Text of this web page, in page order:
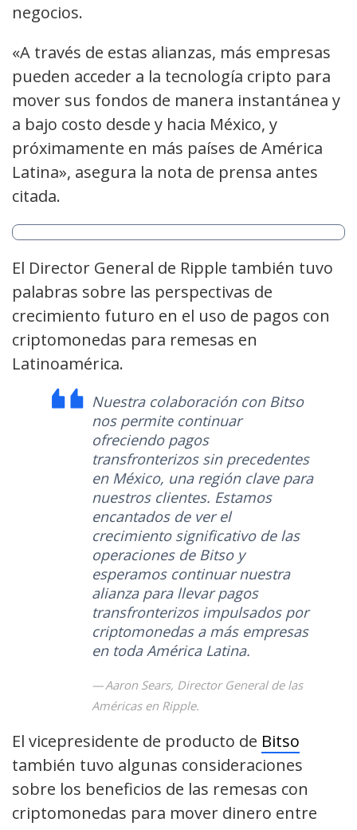
negocios.
«A través de estas alianzas, más empresas
pueden acceder a la tecnología cripto para
mover sus fondos de manera instantánea y
a bajo costo desde y hacia México, y
próximamente en más países de América
Latina», asegura la nota de prensa antes
citada.
El Director General de Ripple también tuvo
palabras sobre las perspectivas de
crecimiento futuro en el uso de pagos con
criptomonedas para remesas en
Latinoamérica.
Nuestra colaboración con Bitso
nos permite continuar
ofreciendo pagos
transfronterizos sin precedentes
en México, una región clave para
nuestros clientes. Estamos
encantados de ver el
crecimiento significativo de las
operaciones de Bitso y
esperamos continuar nuestra
alianza para llevar pagos
transfronterizos impulsados por
criptomonedas a más empresas
en toda América Latina.
Aaron Sears, Director General de las
Américas en Ripple.
El vicepresidente de producto de Bitso
también tuvo algunas consideraciones
sobre los beneficios de las remesas con
criptomonedas para mover dinero entre